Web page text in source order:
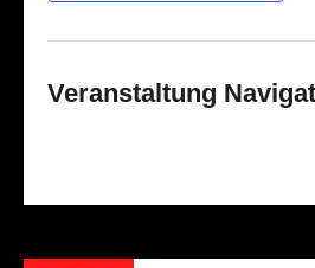
Veranstaltung